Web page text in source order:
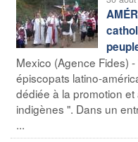
Mexico (Agence Fides)
épiscopats latino-
dédiée à la promotion
indigènes ". Dans un
...